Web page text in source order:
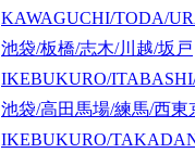
KAWAGUCHI/TODA/
池袋/板橋/志木/川越/坂戸
IKEBUKURO/
池袋/高田馬場/練馬/西東
IKEBUKURO/